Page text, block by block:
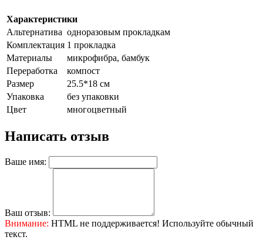
Характеристики
Альтернатива одноразовым прокладкам
Комплектация 1 прокладка
Материалы
микрофибра, бамбук
Переработка
компост
Размер
25.5*18 см
Упаковка
без упаковки
Цвет
многоцветный
Написать отзыв
Ваше имя:
Ваш отзыв:
Внимание: HTML не поддерживается! Используйте обычный
текст.